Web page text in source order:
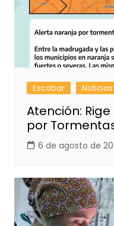
Escobar Noticias
Atención:
por
6 de agosto de